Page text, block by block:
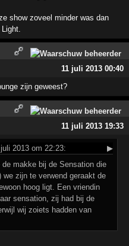
show zoveel minder was dan
11 juli 2013 00:40
zijn geweest?
11 juli 2013 19:33
2013 om 22:23:
▶
makke bij de Sensation die
we zijn te verwend geraakt de
hoog ligt. Een vriendin
sensation, zij had bij de
wij zoiets hadden van